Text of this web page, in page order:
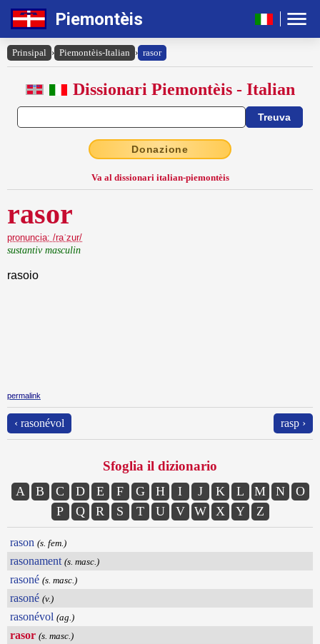
Piemontèis
Prinsipal › Piemontèis-Italian › rasor
Dissionari Piemontèis - Italian
Donazione
Va al dissionari italian-piemontèis
rasor
pronuncia: /raˈzur/
sustantiv masculin
rasoio
permalink
‹ rasonévol rasp ›
Sfoglia il dizionario
A B C D E F G H I J K L M N
O
P
Q R S T U V W X Y Z
rason (s. fem.)
rasonament (s. masc.)
rasoné (s. masc.)
rasoné (v.)
rasonévol (ag.)
rasor (s. masc.)